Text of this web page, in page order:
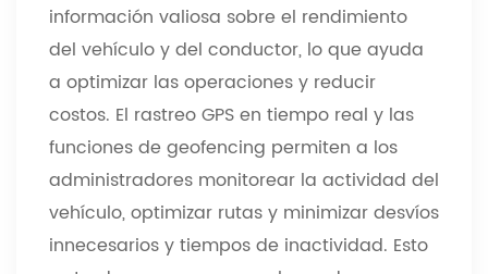
información valiosa sobre el rendimiento
del vehículo y del conductor, lo que ayuda
a optimizar las operaciones y reducir
costos. El rastreo GPS en tiempo real y las
funciones de geofencing permiten a los
administradores monitorear la actividad del
vehículo, optimizar rutas y minimizar desvíos
innecesarios y tiempos de inactividad. Esto